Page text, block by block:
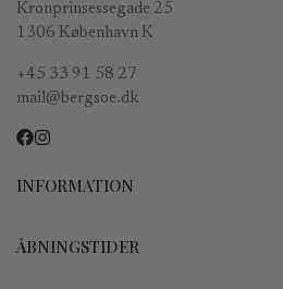
Kronprinsessegade 25
1306 København K
+45 33 91 58 27
mail@bergsoe.dk
INFORMATION
ÅBNINGSTIDER